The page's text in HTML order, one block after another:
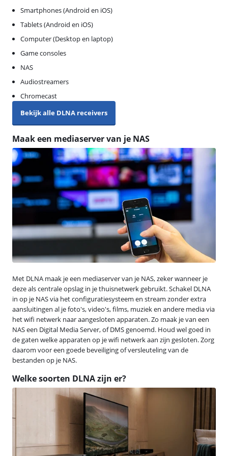
Smartphones (Android en iOS)
Tablets (Android en iOS)
Computer (Desktop en laptop)
Game consoles
NAS
Audiostreamers
Chromecast
Bekijk alle DLNA receivers
Maak een mediaserver van je NAS
Met DLNA maak je een mediaserver van je NAS, zeker wanneer je
deze als centrale opslag in je thuisnetwerk gebruikt. Schakel DLNA
in op je NAS via het configuratiesysteem en stream zonder extra
aansluitingen al je foto's, video's, films, muziek en andere media via
het wifi netwerk naar aangesloten apparaten. Zo maak je van een
NAS een Digital Media Server, of DMS genoemd. Houd wel goed in
de gaten welke apparaten op je wifi netwerk aan zijn gesloten. Zorg
daarom voor een goede beveiliging of versleuteling van de
bestanden op je NAS.
Welke soorten DLNA zijn er?